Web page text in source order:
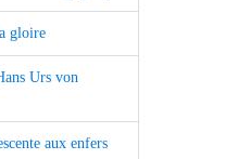
gloire
Urs von
aux enfers